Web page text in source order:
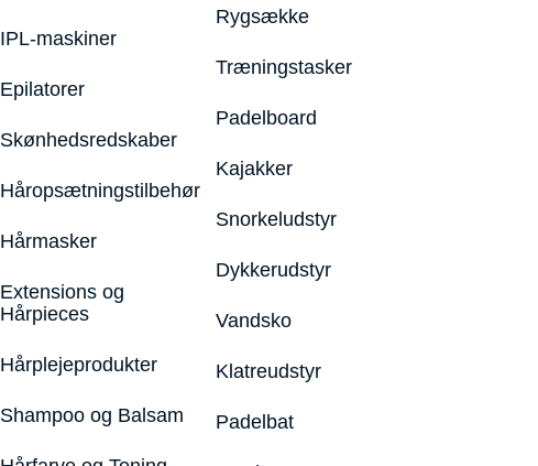
IPL-maskiner
Epilatorer
Skønhedsredskaber
Håropsætningstilbehør
Hårmasker
Extensions og
Hårpieces
Hårplejeprodukter
Shampoo og Balsam
Rygsække
Træningstasker
Padelboard
Kajakker
Snorkeludstyr
Dykkerudstyr
Vandsko
Klatreudstyr
Padelbat